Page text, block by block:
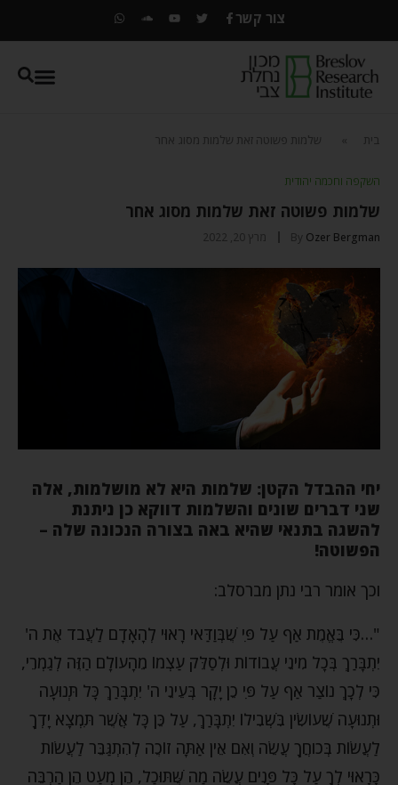
צור קשר
בית שלמות פשוטה זאת שלמות מסוג אחר
השקפה וחכמה יהודית
שלמות פשוטה זאת שלמות מסוג אחר
By Ozer Bergman מרץ 20, 2022
יחי ההבדל הקטן: שלמות היא לא מושלמות, אלה
שני דברים שונים והשלמות דווקא כן ניתנת
להשגה בתנאי שהיא באה בצורה הנכונה שלה –
הפשוטה!
וכך אומר רבי נתן מברסלב:
"…כִּי בֶּאֱמֶת אַף עַל פִּי שֶׁבְּוַדַּאי רָאוּי לְהָאָדָם לַעֲבֹד אֶת ה'
יִתְבָּרַךְ בְּכָל מִינֵי עֲבוֹדוֹת וּלְסַלֵּק עַצְמוֹ מֵהָעוֹלָם הַזֶּה לְגַמְרֵי,
כִּי לְכָךְ נוֹצַר אַף עַל פִּי כֵן יָקָר בְּעֵינֵי ה' יִתְבָּרַךְ כָּל תְּנוּעָה
וּתְנוּעָה שֶׁעוֹשִׂין בִּשְׁבִילוֹ יִתְבָּרַךְ, עַל כֵּן כָּל אֲשֶׁר תִּמְצָא יָדְךָ
לַעֲשׂוֹת בְּכֹוחֲךָ עֲשֵׂה וְאִם אֵין אַתָּה זוֹכֶה לְהִתְגַּבֵּר לַעֲשׂוֹת
כָּרָאוּי לְךָ עַל כָּל פָּנִים עֲשֵׂה מַה שֶּׁתּוּכַל, הֵן מְעַט הֵן הַרְבֵּה